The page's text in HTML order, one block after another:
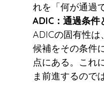
れを「何が通過
ADIC：通過条件
ADICの固有性
候補をその条件
点にある。これ
ま前進するので